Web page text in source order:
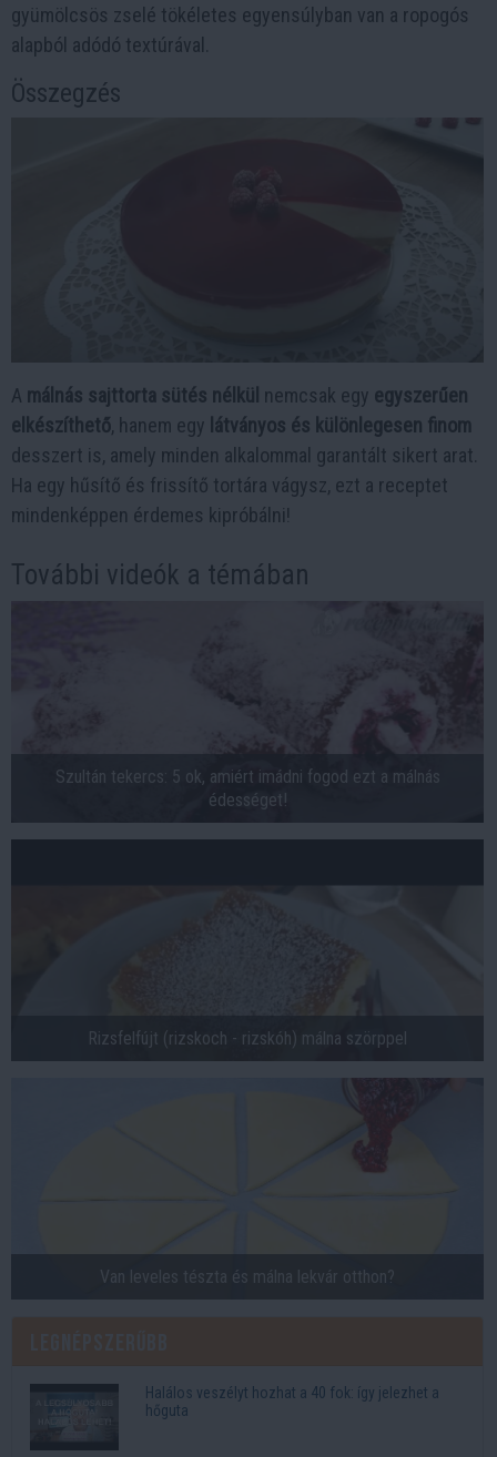
gyümölcsös zselé tökéletes egyensúlyban van a ropogós
alapból adódó textúrával.
Összegzés
A málnás sajttorta sütés nélkül nemcsak egy egyszerűen
elkészíthető, hanem egy látványos és különlegesen finom
desszert is, amely minden alkalommal garantált sikert arat.
Ha egy hűsítő és frissítő tortára vágysz, ezt a receptet
mindenképpen érdemes kipróbálni!
További videók a témában
Szultán tekercs: 5 ok, amiért imádni fogod ezt a málnás
édességet!
Rizsfelfújt (rizskoch - rizskóh) málna szörppel
Van leveles tészta és málna lekvár otthon?
Halálos veszélyt hozhat a 40 fok: így jelezhet a
hőguta